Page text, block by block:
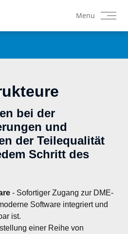
Menu
bei der
und
der Teilequalität
Schritt des
- Sofortiger Zugang zur DME-
Software integriert und
ist.
einer Reihe von